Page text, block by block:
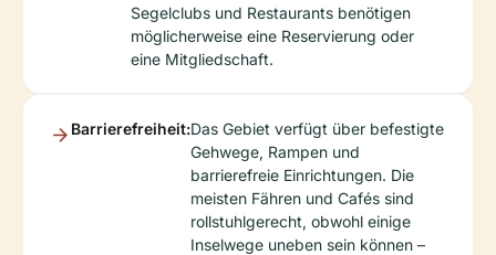
Segelclubs und Restaurants benötigen
möglicherweise eine Reservierung oder
eine Mitgliedschaft.
Barrierefreiheit:Das Gebiet verfügt über befestigte
Gehwege, Rampen und
barrierefreie Einrichtungen. Die
meisten Fähren und Cafés sind
rollstuhlgerecht, obwohl einige
Inselwege uneben sein können –